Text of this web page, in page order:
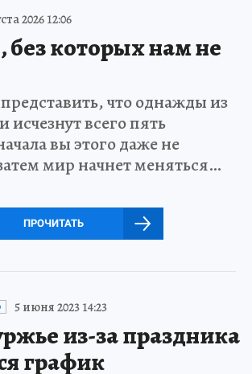
2026 12:06
которых нам не
что однажды из
всего пять
вы этого даже не
мир начнет меняться…
ПРОЧИТАТЬ
5 июня 2023 14:23
из-за праздника
график